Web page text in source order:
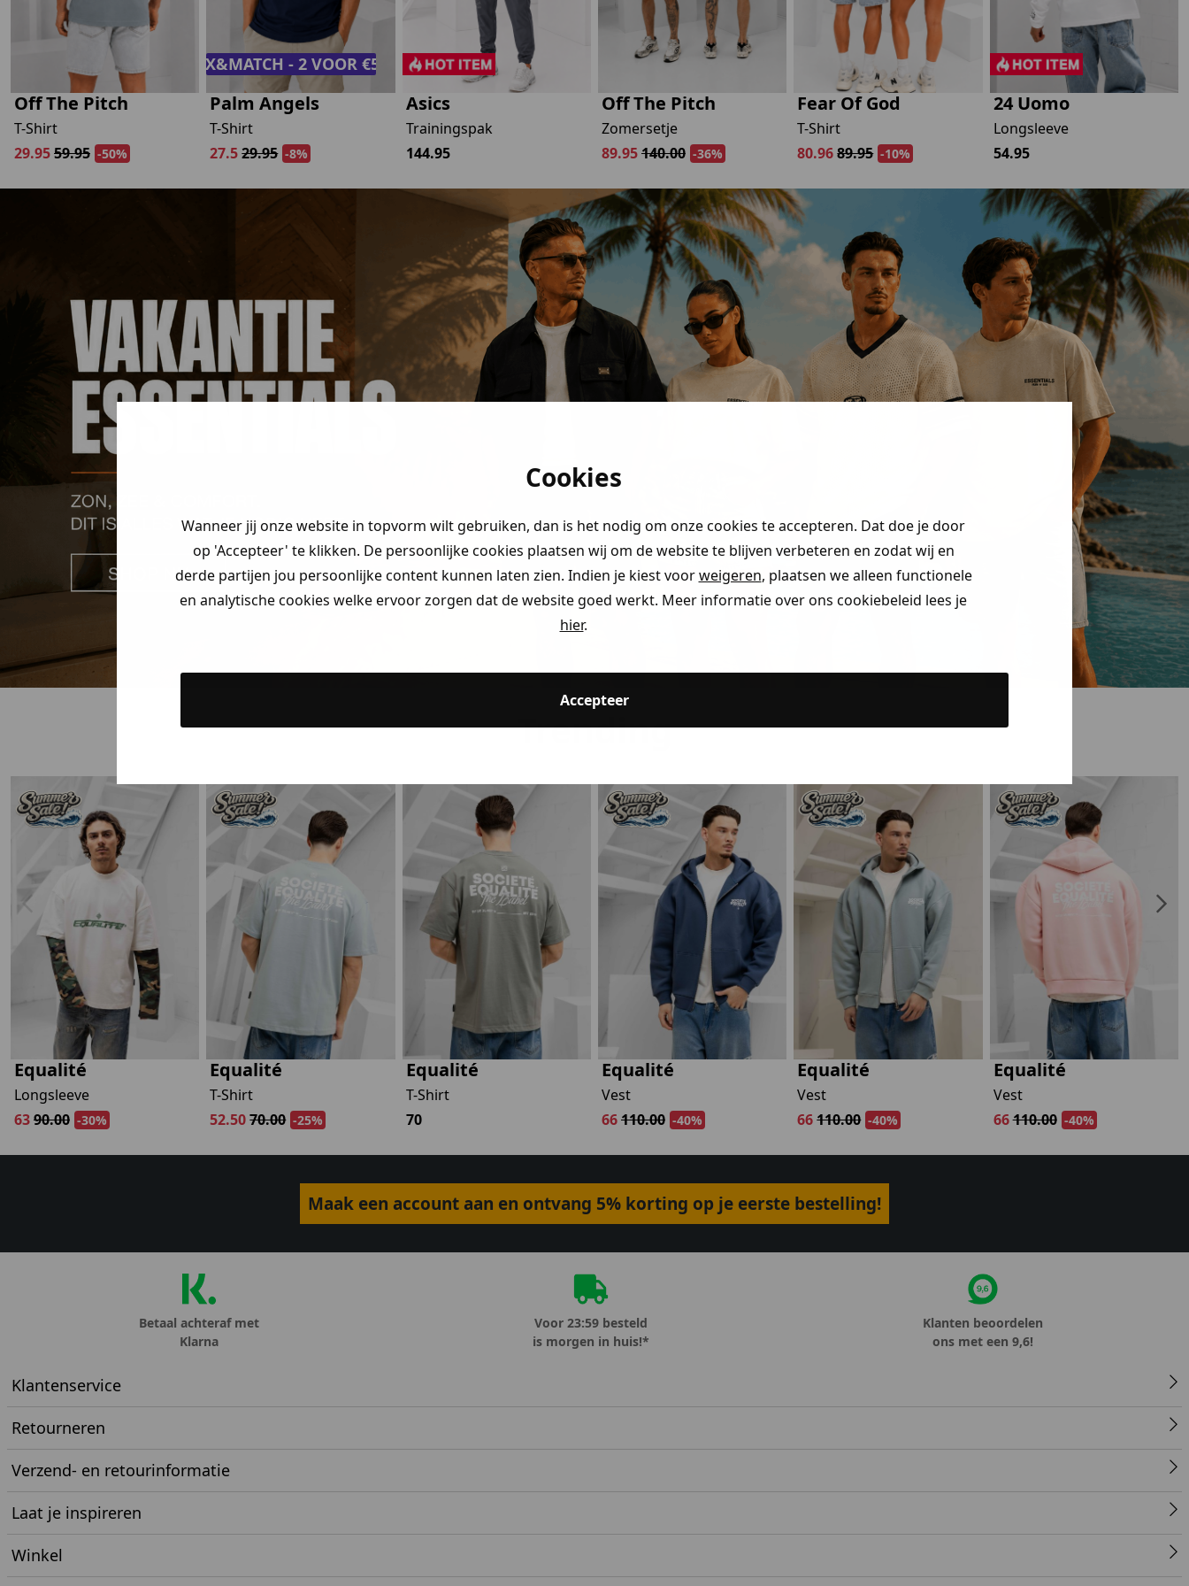
Cookies
Wanneer jij onze website in topvorm wilt gebruiken, dan is het nodig om onze cookies te accepteren. Dat doe je door
op 'Accepteer' te klikken. De persoonlijke cookies plaatsen wij om de website te blijven verbeteren en zodat wij en
derde partijen jou persoonlijke content kunnen laten zien. Indien je kiest voorweigeren, plaatsen we alleen functionele
en analytische cookies welke ervoor zorgen dat de website goed werkt. Meer informatie over ons cookiebeleid lees je
hier.
Accepteer
Off The Pitch
T-Shirt
29.9559.95 -50%
MIX&MATCH - 2 VOOR €50,-
Palm Angels
T-Shirt
27.529.95 -8%
Asics
Trainingspak
144.95
Off The Pitch
Zomersetje
89.95140.00 -36%
Fear Of God
T-Shirt
80.9689.95 -10%
24 Uomo
Longsleeve
54.95
Trending
Equalité
Longsleeve
6390.00 -30%
Equalité
T-Shirt
52.5070.00 -25%
Equalité
T-Shirt
70
Equalité
Vest
66110.00 -40%
Equalité
Vest
66110.00 -40%
Equalité
Vest
66110.00 -40%
Maak een account aan en ontvang 5% korting op je eerste bestelling!
Betaal achteraf met
Klarna
Voor 23:59 besteld
is morgen in huis!*
Klanten beoordelen
ons met een 9,6!
Klantenservice
Retourneren
Verzend- en retourinformatie
Laat je inspireren
Winkel